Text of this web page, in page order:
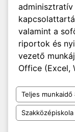
valamint a
riportok és
vezető
Office (Excel,
Teljes munkaidő
Szakközépiskola